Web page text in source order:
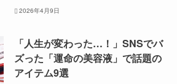
2026年4月9日
「人生が変わった…！」SNSでバ
ズった「運命の美容液」で話題の
アイテム9選